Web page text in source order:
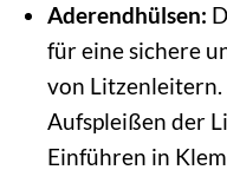
Aderendhülsen:
für eine sichere
von Litzenleitern.
Aufspleißen der
Einführen in